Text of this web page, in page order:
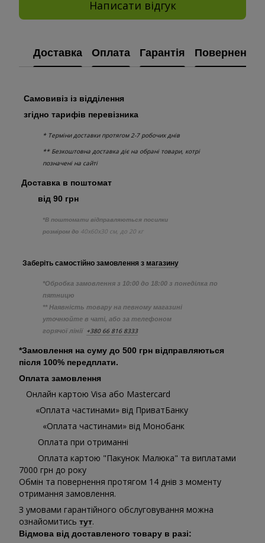
Написати відгук
Доставка Оплата Гарантія Повернення
Самовивіз із відділення
згідно тарифів перевізника
* Терміни доставки протягом 2-7 робочих днів
** Безкоштовна доставка діє на обрані товари, котрі
позначені на сайті
Доставка в поштомат
від 90 грн
*В поштомати відправляються посилки
розміром до 40х60х30 см, до 20 кг
Заберіть самостійно замовлення з магазину
*Обробка замовлення з 10:00 до 18:00 з понеділка по
пятницю
** Наявність товару на певному магазині
уточнюйте в чаті, або за телефоном
горячої лінії +380 66 816 8333
*Замовлення на суму до 500 грн відправляються
після 100% передплати.
Оплата замовлення
Онлайн картою Visa або Mastercard
«Оплата частинами» від ПриватБанку
«Оплата частинами» від Монобанк
Оплата при отриманні
Оплата картою "Пакунок Малюка" та виплатами
7000 грн до року
Обмін та повернення протягом 14 днів з моменту
отримання замовлення.
З умовами гарантійного обслуговування можна
ознайомитись тут.
Відмова від доставленого товару в разі: